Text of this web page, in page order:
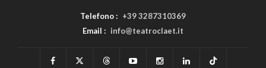
Telefono : +39 3287310369
Email : info@teatroclaet.it